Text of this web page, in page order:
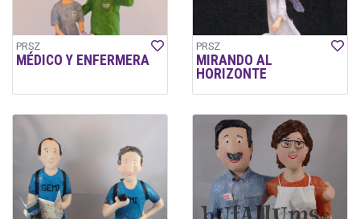
PRSZ
MÉDICO Y ENFERMERA
PRSZ
MIRANDO AL
HORIZONTE